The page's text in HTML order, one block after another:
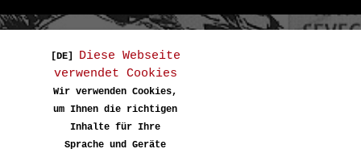
“BİR ENVER GÖKÇE
VARDI”
YENİ Ölen Bir Kültür Üzerine
[DE]
Diese Webseite
verwendet Cookies
Wir verwenden Cookies,
um Ihnen die richtigen
Inhalte für Ihre
Sprache und Geräte